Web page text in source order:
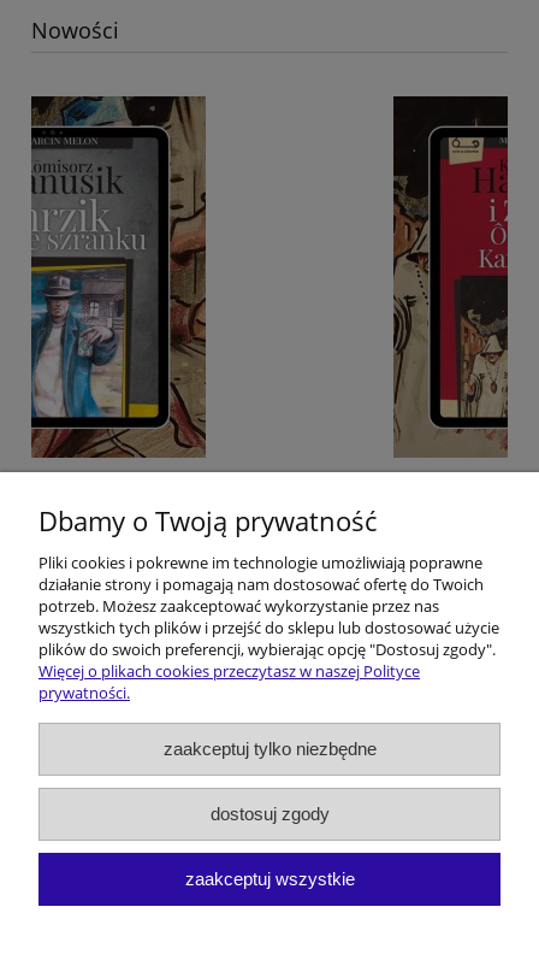
Nowości
E-BOOK: Kōmisorz Hanusik i Zakōn Ôstatnigo
Karminadla - M. Melon
$5.87
do koszyka
Pomoc
Dostawa i koszty
Moje konto
O firmie
Dbamy o Twoją prywatność
Pliki cookies i pokrewne im technologie umożliwiają poprawne
działanie strony i pomagają nam dostosować ofertę do Twoich
potrzeb. Możesz zaakceptować wykorzystanie przez nas
wszystkich tych plików i przejść do sklepu lub dostosować użycie
plików do swoich preferencji, wybierając opcję "Dostosuj zgody".
Więcej o plikach cookies przeczytasz w naszej Polityce
prywatności.
zaakceptuj tylko niezbędne
dostosuj zgody
zaakceptuj wszystkie